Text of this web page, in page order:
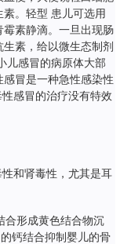
。轻型 患儿可选用
素静滴。一旦出现肠
素，给以微生态制剂
儿感冒的病原体大部
冒是一种急性感染性
感冒的治疗没有特效
和肾毒性，尤其是耳
合形成黄色结合物沉
钙结合抑制婴儿的骨